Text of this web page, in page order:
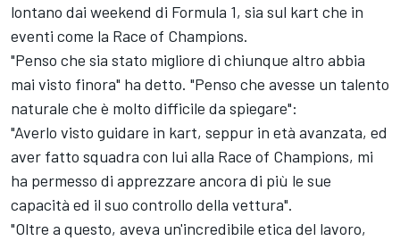
lontano dai weekend di Formula 1, sia sul kart che in
eventi come la Race of Champions.
"Penso che sia stato migliore di chiunque altro abbia
mai visto finora" ha detto. "Penso che avesse un talento
naturale che è molto difficile da spiegare":
"Averlo visto guidare in kart, seppur in età avanzata, ed
aver fatto squadra con lui alla Race of Champions, mi
ha permesso di apprezzare ancora di più le sue
capacità ed il suo controllo della vettura".
"Oltre a questo, aveva un'incredibile etica del lavoro,